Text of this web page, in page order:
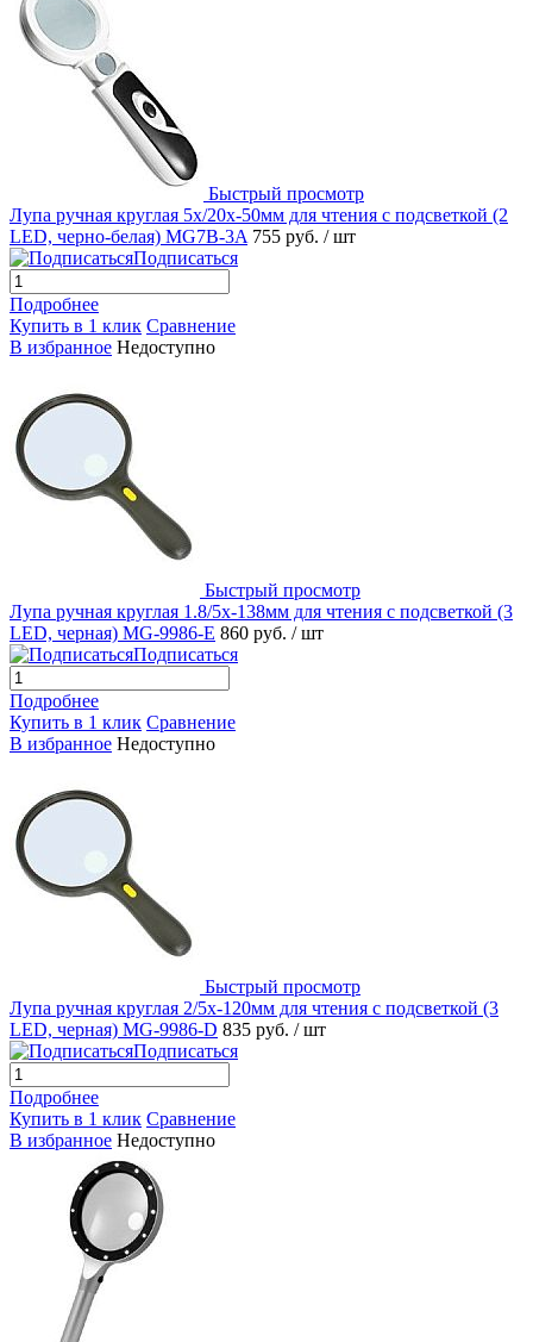
Быстрый просмотр
Лупа ручная круглая 5х/20x-50мм для чтения с подсветкой (2
LED, черно-белая) MG7B-3A 755 руб. / шт
Подписаться
Подробнее
Купить в 1 клик Сравнение
В избранное Недоступно
Быстрый просмотр
Лупа ручная круглая 1.8/5х-138мм для чтения с подсветкой (3
LED, черная) MG-9986-E 860 руб. / шт
Подписаться
Подробнее
Купить в 1 клик Сравнение
В избранное Недоступно
Быстрый просмотр
Лупа ручная круглая 2/5х-120мм для чтения с подсветкой (3
LED, черная) MG-9986-D 835 руб. / шт
Подписаться
Подробнее
Купить в 1 клик Сравнение
В избранное Недоступно